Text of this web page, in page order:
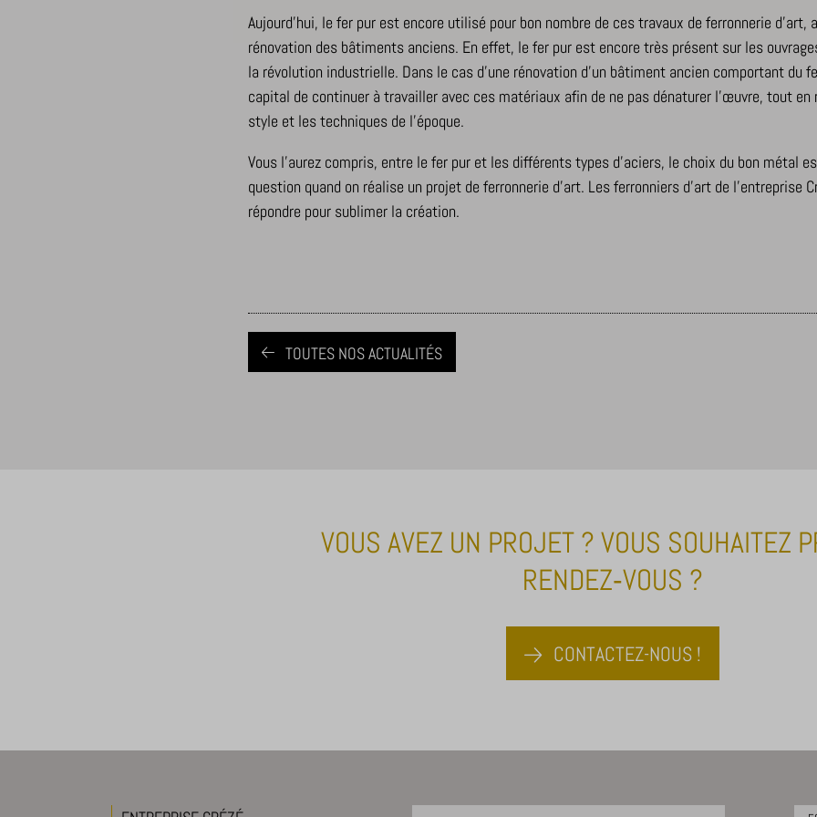
Aujourd’hui, le fer pur est encore utilisé pour bon nombre de ces travaux de ferronnerie d’art,
rénovation des bâtiments anciens. En effet, le fer pur est encore très présent sur les
la révolution industrielle. Dans le cas d’une rénovation d’un bâtiment ancien comportant du
capital de continuer à travailler avec ces matériaux afin de ne pas dénaturer l’œuvre, tout en
style et les techniques de l’époque.
Vous l’aurez compris, entre le fer pur et les différents types d’aciers, le choix du bon métal
question quand on réalise un projet de ferronnerie d’art. Les ferronniers d’art de l’entreprise
répondre pour sublimer la création.
TOUTES NOS ACTUALITÉS
VOUS AVEZ UN PROJET ? VOUS SOUHAITEZ
RENDEZ‑VOUS ?
CONTACTEZ-NOUS !
amp_*
cbLDBex
notified-Affichage_Charte
perf_*
s_epac
ssm_au_c
x-hng